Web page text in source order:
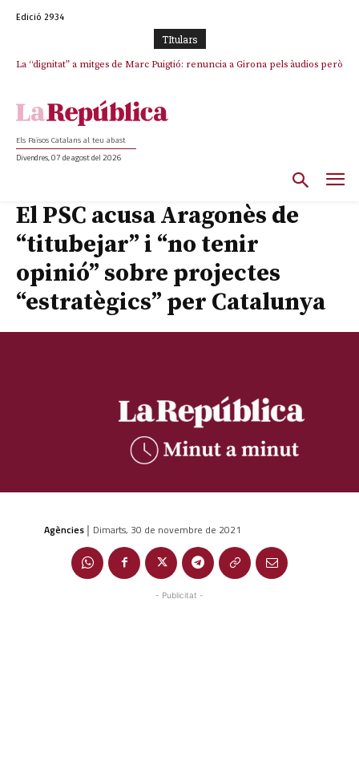
Edició 2934
TItulars
La “dignitat” a mitges de Marc Puigtió: renuncia a Girona pels àudios però
Junts exigeix que Catalunya quedi “fora” del repartiment dels menors
Els Països Catalans al teu abast
Divendres, 07 de agost del 2026
El PSC acusa Aragonès de
“titubejar” i “no tenir
opinió” sobre projectes
“estratègics” per Catalunya
Agències | Dimarts, 30 de novembre de 2021
- Publicitat -